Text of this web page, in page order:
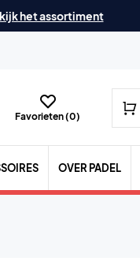
het assortiment
Favorieten (0)
OVER PADEL